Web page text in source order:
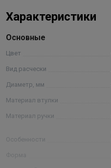
Характеристики
Основные
Цвет
Вид расчески
Диаметр, мм
Материал втулки
Материал ручки
Особенности